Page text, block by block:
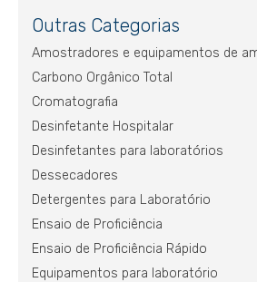
Outras Categorias
Amostradores e equipamentos de
Carbono Orgânico Total
Cromatografia
Desinfetante Hospitalar
Desinfetantes para laboratórios
Dessecadores
Detergentes para Laboratório
Ensaio de Proficiência
Ensaio de Proficiência Rápido
Equipamentos para laboratório